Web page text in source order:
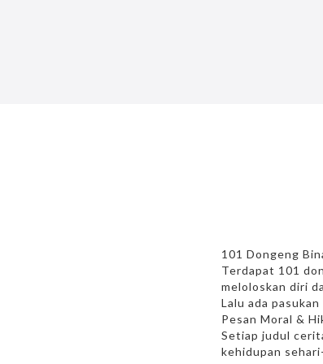
101 Dongeng
Terdapat 101
meloloskan diri
Lalu ada
Pesan Moral &
Setiap judul
kehidupan